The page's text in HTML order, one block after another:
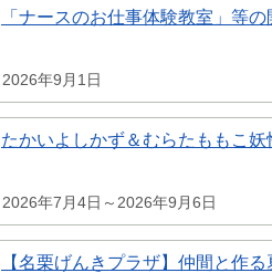
「ナースのお仕事体験教室」等
2026年9月1日
たかいよしかず＆むらたももこ妖
2026年7月4日～2026年9月6日
【名栗げんきプラザ】仲間と作る